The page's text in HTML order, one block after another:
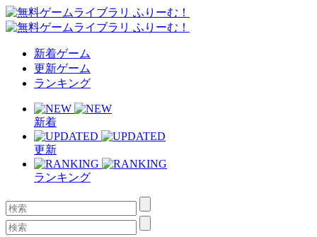
新着ゲーム
更新ゲーム
ランキング
新着
更新
ランキング